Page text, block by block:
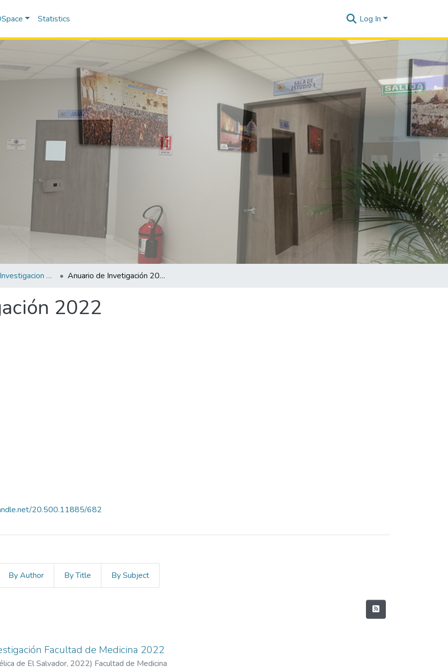
Statistics Log In
Anuarios de Investigacion de la Facultad de Medicina Anuario de Invetigación 2022
2022
20.500.11885/682
By Author By Title By Subject
Facultad de Medicina 2022
de El Salvador, 2022) Facultad de Medicina